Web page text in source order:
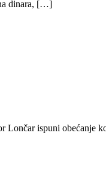
dinara, […]
ispuni obećanje